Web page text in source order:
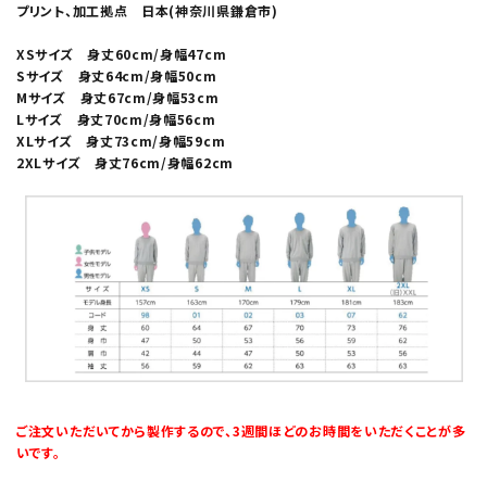
プリント、加工拠点 日本(神奈川県鎌倉市)
XSサイズ 身丈60cm/身幅47cm
Sサイズ 身丈64cm/身幅50cm
Mサイズ 身丈67cm/身幅53cm
Lサイズ 身丈70cm/身幅56cm
XLサイズ 身丈73cm/身幅59cm
2XLサイズ 身丈76cm/身幅62cm
ご注文いただいてから製作するので、3週間ほどのお時間をいただくことが多
いです。